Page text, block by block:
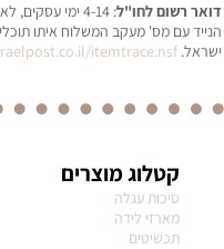
דואר רשום לחו"ל
: 4-14 ימי
הנייד עם מס' מעקב המשלוח איתו
ישראל. itemtrace.nsf
קטלוג מוצרים
סיכות עגלה
מארזי לידה
תכשיטים